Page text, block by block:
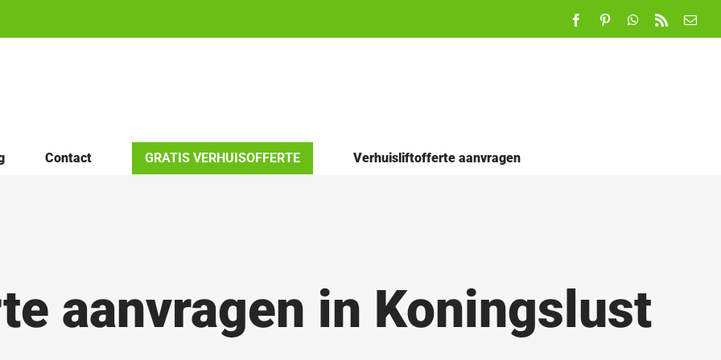
FacebookPinterestWhatsApp
Rss
E-
Contact GRATIS VERHUISOFFERTE Verhuisliftofferte aanvragen
aanvragen in Koningslust